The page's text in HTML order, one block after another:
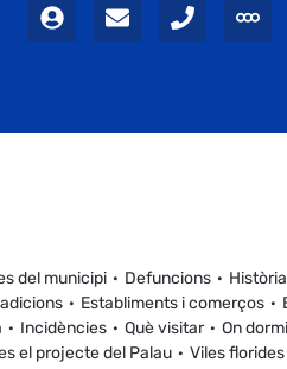
del municipi Defuncions
Història
Establiments i comerços
Incidències Què visitar On
el projecte del Palau Viles florides